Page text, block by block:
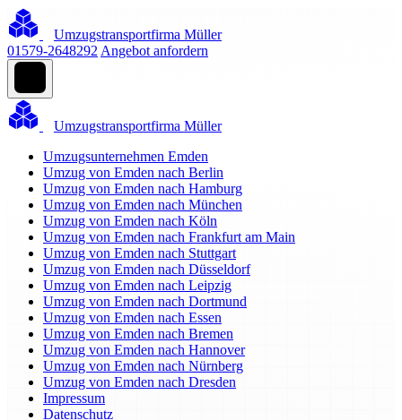
Umzugstransportfirma Müller
01579-2648292 Angebot anfordern
Umzugstransportfirma Müller
Umzugsunternehmen Emden
Umzug von Emden nach Berlin
Umzug von Emden nach Hamburg
Umzug von Emden nach München
Umzug von Emden nach Köln
Umzug von Emden nach Frankfurt am Main
Umzug von Emden nach Stuttgart
Umzug von Emden nach Düsseldorf
Umzug von Emden nach Leipzig
Umzug von Emden nach Dortmund
Umzug von Emden nach Essen
Umzug von Emden nach Bremen
Umzug von Emden nach Hannover
Umzug von Emden nach Nürnberg
Umzug von Emden nach Dresden
Impressum
Datenschutz